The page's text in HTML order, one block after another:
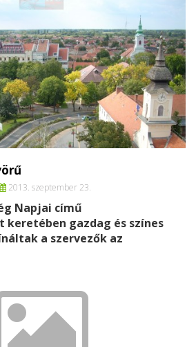
2013. szeptember 23.
Napjai című
keretében gazdag és színes
a szervezők az